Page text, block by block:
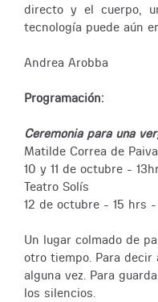
directo y el cuerpo,
tecnología puede aún
Andrea Arobba
Programación:
Ceremonia para una
Matilde Correa de
10 y 11 de octubre -
Teatro Solís
12 de octubre - 15 hrs -
Un lugar colmado de
otro tiempo. Para
alguna vez. Para
los silencios.